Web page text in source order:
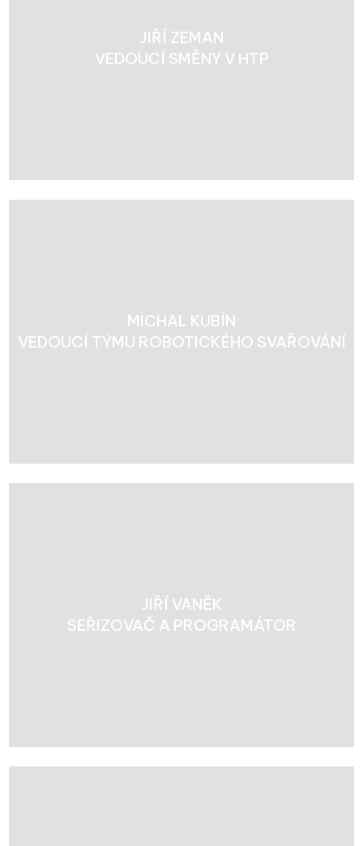
JIŘÍ ZEMAN
VEDOUCÍ SMĚNY V HTP
MICHAL KUBÍN
VEDOUCÍ TÝMU ROBOTICKÉHO SVAŘOVÁNÍ
JIŘÍ VANĚK
SEŘIZOVAČ A PROGRAMÁTOR